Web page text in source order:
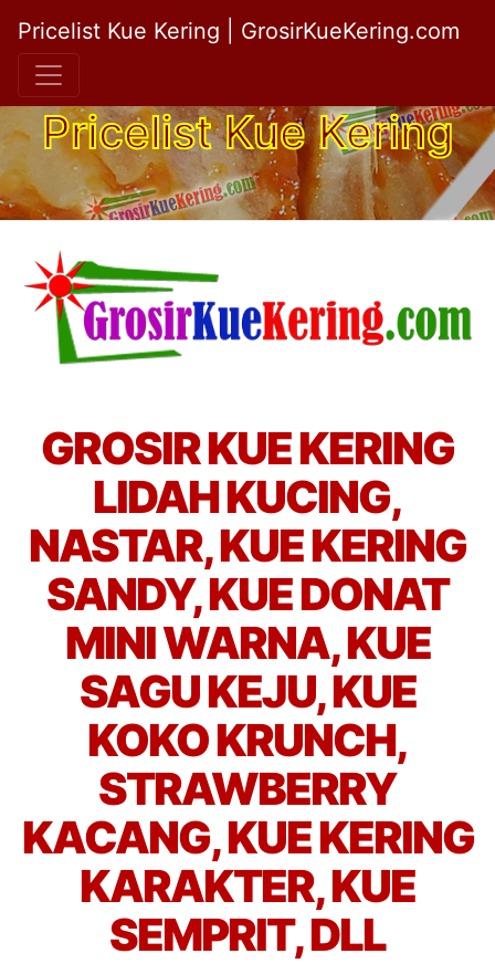
Pricelist Kue Kering | GrosirKueKering.com
Pricelist Kue Kering
GROSIR KUE KERING
LIDAH KUCING,
NASTAR, KUE KERING
SANDY, KUE DONAT
MINI WARNA, KUE
SAGU KEJU, KUE
KOKO KRUNCH,
STRAWBERRY
KACANG, KUE KERING
KARAKTER, KUE
SEMPRIT, DLL